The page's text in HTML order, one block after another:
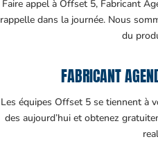
Faire appel à Offset 5, Fabricant
rappelle dans la journée. Nous
du
FABRICANT
Les équipes Offset 5 se tiennent à
des aujourd’hui et obtenez